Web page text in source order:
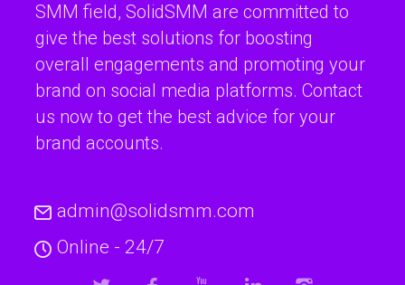
SMM field, SolidSMM are committed to
give the best solutions for boosting
overall engagements and promoting your
brand on social media platforms. Contact
us now to get the best advice for your
brand accounts.
admin@solidsmm.com
Online - 24/7